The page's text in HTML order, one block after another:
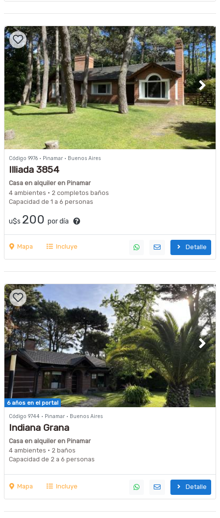
Código 9976 · Pinamar · Buenos Aires
Illiada 3854
Casa en alquiler en Pinamar
4 ambientes · 2 completos baños
Capacidad de 1 a 6 personas
u$s 200 por día
Mapa Incluye Detalle
6 años en el portal
Código 9744 · Pinamar · Buenos Aires
Indiana Grana
Casa en alquiler en Pinamar
4 ambientes · 2 baños
Capacidad de 2 a 6 personas
Mapa Incluye Detalle